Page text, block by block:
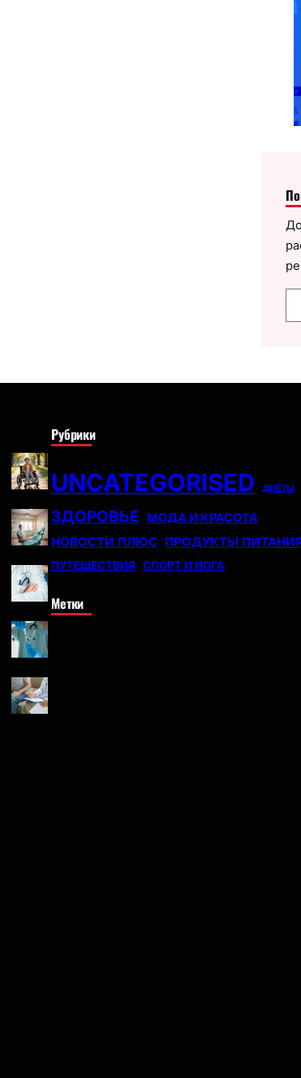
о
Рубрики
UNCATEGORISED ДИЕТЫ
ЗДОРОВЬЕ МОДА И КРАСОТА
НОВОСТИ ПЛЮС ПРОДУКТЫ
ПУТЕШЕСТВИЯ СПОРТ И ЙОГА
Метки